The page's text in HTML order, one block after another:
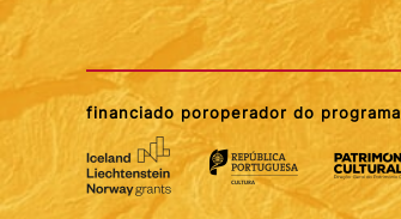
financiado poroperador do programa